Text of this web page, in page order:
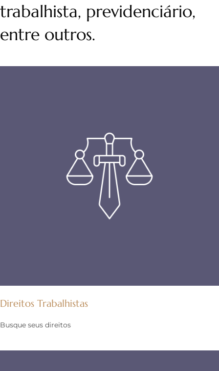
trabalhista, previdenciário,
entre outros.
Direitos Trabalhistas
Busque seus direitos